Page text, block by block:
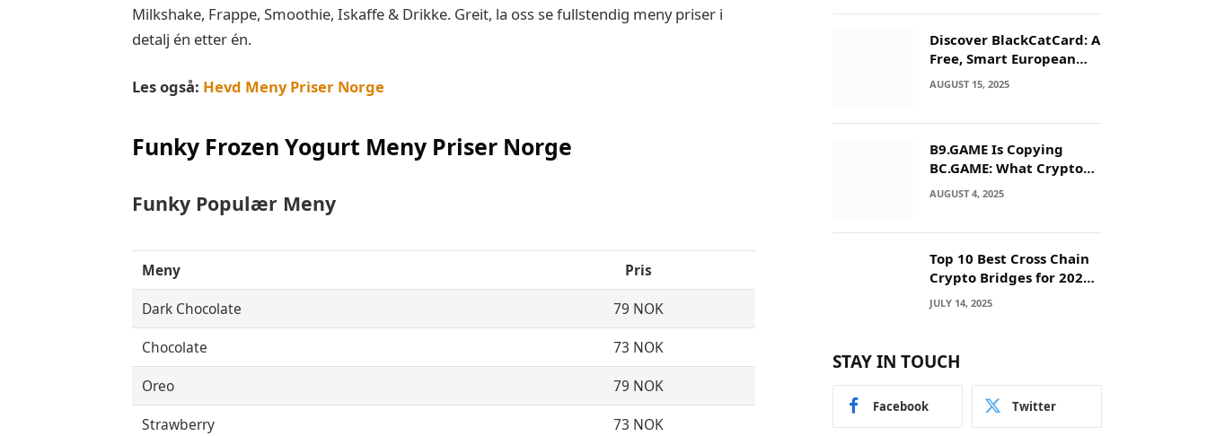
Milkshake, Frappe, Smoothie, Iskaffe & Drikke. Greit, la oss se fullstendig meny priser i
detalj én etter én.
Les også: Hevd Meny Priser Norge
Funky Frozen Yogurt Meny Priser Norge
Funky Populær Meny
Meny
Pris
Dark Chocolate
79 NOK
Chocolate
73 NOK
Oreo
79 NOK
Strawberry
73 NOK
Discover BlackCatCard: A
Free, Smart European
IBAN & Crypto Card
AUGUST 15, 2025
B9.GAME Is Copying
BC.GAME: What Crypto
Users Need to Know
AUGUST 4, 2025
Top 10 Best Cross Chain
Crypto Bridges for 2025:
Seamless
Interoperability Across
JULY 14, 2025
STAY IN TOUCH
Facebook Twitter